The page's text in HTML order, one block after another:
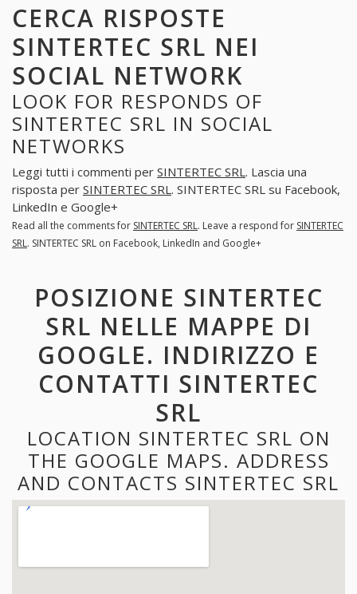
CERCA RISPOSTE
SINTERTEC SRL NEI
SOCIAL NETWORK
LOOK FOR RESPONDS OF
SINTERTEC SRL IN SOCIAL
NETWORKS
Leggi tutti i commenti per SINTERTEC SRL. Lascia una
risposta per SINTERTEC SRL. SINTERTEC SRL su Facebook,
LinkedIn e Google+
Read all the comments for SINTERTEC SRL. Leave a respond for SINTERTEC
SRL. SINTERTEC SRL on Facebook, LinkedIn and Google+
POSIZIONE SINTERTEC
SRL NELLE MAPPE DI
GOOGLE. INDIRIZZO E
CONTATTI SINTERTEC
SRL
LOCATION SINTERTEC SRL ON
THE GOOGLE MAPS. ADDRESS
AND CONTACTS SINTERTEC SRL